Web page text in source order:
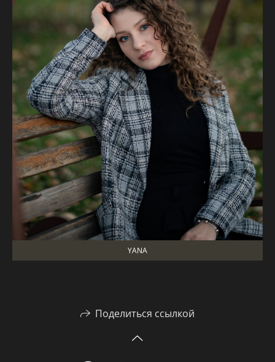
YANA
Поделиться ссылкой